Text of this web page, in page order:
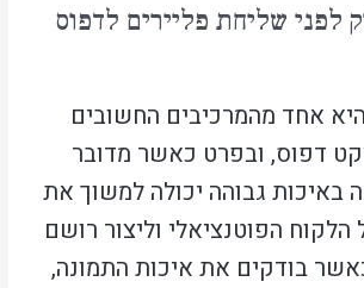
לפני שליחת פליירים לדפוס
אחד מהמרכיבים החשובים
דפוס, ובפרט כאשר מדובר
באיכות גבוהה יכולה למשוך את
הפוטנציאלי וליצור רושם
בודקים את איכות התמונה,